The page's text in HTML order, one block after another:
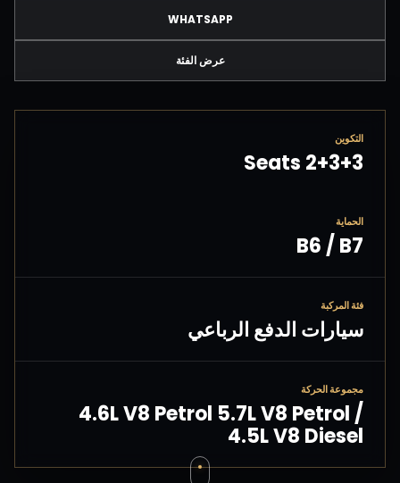
WHATSAPP
عرض الفئة
التكوين
2+3+3 Seats
الحماية
B6 / B7
فئة المركبة
سيارات الدفع الرباعي
مجموعة الحركة
4.6L V8 Petrol 5.7L V8 Petrol /
4.5L V8 Diesel